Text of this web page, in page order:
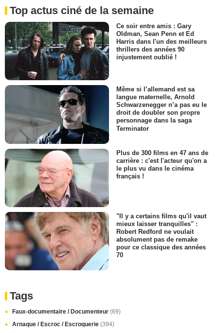
Top actus ciné de la semaine
Ce soir entre amis : Gary
Oldman, Sean Penn et Ed
Harris dans l'un des meilleurs
thrillers des années 90
injustement oublié !
Même si l’allemand est sa
langue maternelle, Arnold
Schwarzenegger n’a pas eu le
droit de doubler son propre
personnage dans la saga
Terminator
Plus de 300 films en 47 ans de
carrière : c'est l'acteur qu'on a
le plus vu dans le cinéma
français !
"Il y a certains films qu'il vaut
mieux laisser tranquilles" :
Robert Redford ne voulait
absolument pas de remake
pour ce classique des années
70
Tags
Faux-documentaire / Documenteur (69)
Arnaque / Escroc / Escroquerie (394)